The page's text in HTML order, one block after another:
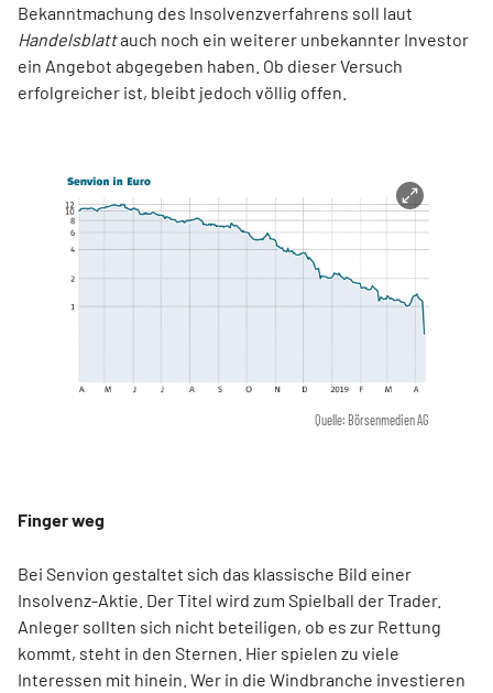
Bekanntmachung des Insolvenzverfahrens soll laut
Handelsblattauch noch ein weiterer unbekannter Investor
ein Angebot abgegeben haben. Ob dieser Versuch
erfolgreicher ist, bleibt jedoch völlig offen.
Quelle: Börsenmedien AG
Finger weg
Bei Senvion gestaltet sich das klassische Bild einer
Insolvenz-Aktie. Der Titel wird zum Spielball der Trader.
Anleger sollten sich nicht beteiligen, ob es zur Rettung
kommt, steht in den Sternen. Hier spielen zu viele
Interessen mit hinein. Wer in die Windbranche investieren